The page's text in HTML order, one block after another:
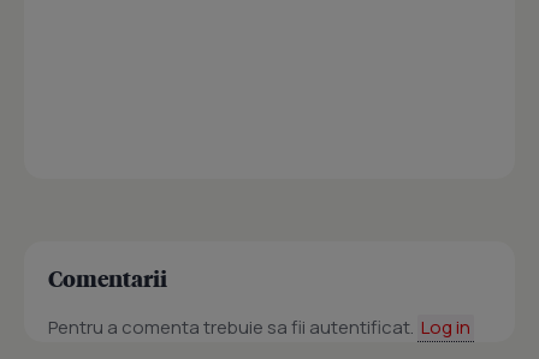
Comentarii
Pentru a comenta trebuie sa fii autentificat. Log in